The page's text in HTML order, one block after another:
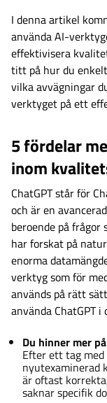
I denna artikel
använda AI-
effektivisera
titt på hur du enkelt
vilka avvägningar
verktyget på ett
5 fördelar
inom
ChatGPT står för
och är en
beroende på frågor
har forskat på
enorma
verktyg som för
används på rätt
använda ChatGPT
Du hinner mer
Efter ett tag
nyutexaminerad
är oftast
saknar specifik